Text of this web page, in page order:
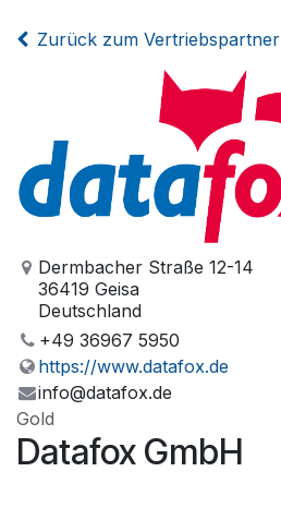
Zurück zum Vertriebspartner
Dermbacher Straße 12-14
36419 Geisa
Deutschland
+49 36967 5950
https://www.datafox.de
info@datafox.de
Gold
Datafox GmbH